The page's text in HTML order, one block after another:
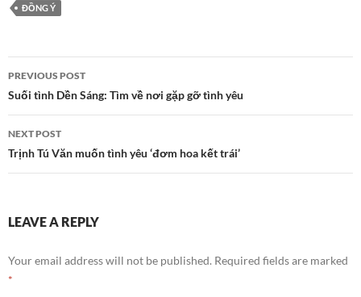
ĐỒNG Ý
Post
navigation
PREVIOUS POST
Suối tình Dền Sáng: Tìm về nơi gặp gỡ tình yêu
NEXT POST
Trịnh Tú Văn muốn tình yêu ‘đơm hoa kết trái’
LEAVE A REPLY
Your email address will not be published. Required fields are marked
*